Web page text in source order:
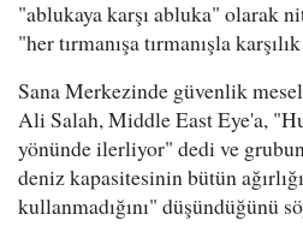
"ablukaya karşı abluka" olarak
"her tırmanışa tırmanışla
Sana Merkezinde güvenlik
Ali Salah, Middle East Eye'a,
yönünde ilerliyor" dedi ve
deniz kapasitesinin bütün
kullanmadığını" düşündüğünü